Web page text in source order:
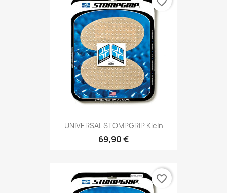
UNIVERSAL STOMPGRIP Klein
69,90 €
favorite_border